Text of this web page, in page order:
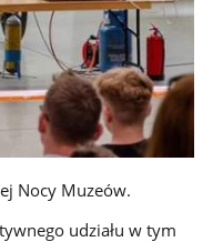
Nocy Muzeów.
udziału w tym